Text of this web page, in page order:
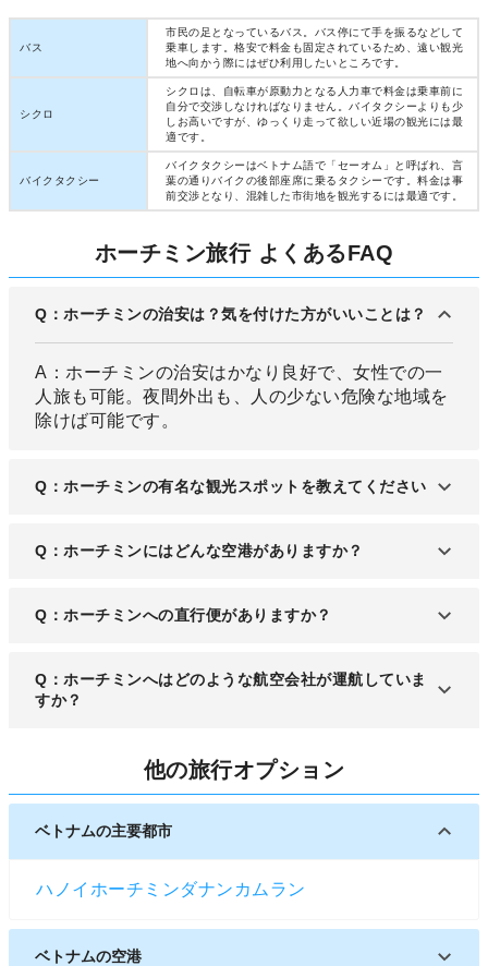
バス
市民の足となっているバス。バス停にて手を振るなどして
乗車します。格安で料金も固定されているため、遠い観光
地へ向かう際にはぜひ利用したいところです。
シクロ
シクロは、自転車が原動力となる人力車で料金は乗車前に
自分で交渉しなければなりません。バイタクシーよりも少
しお高いですが、ゆっくり走って欲しい近場の観光には最
適です。
バイクタクシー
バイクタクシーはベトナム語で「セーオム」と呼ばれ、言
葉の通りバイクの後部座席に乗るタクシーです。料金は事
前交渉となり、混雑した市街地を観光するには最適です。
ホーチミン旅行 よくあるFAQ
Q：ホーチミンの治安は？気を付けた方がいいことは？
A：ホーチミンの治安はかなり良好で、女性での一
人旅も可能。夜間外出も、人の少ない危険な地域を
除けば可能です。
Q：ホーチミンの有名な観光スポットを教えてください
A：ベトナムの銀座とも称されるスポット「ドンコ
Q：ホーチミンにはどんな空港がありますか？
A：ホーチミンの郊外に「タンソンニャット国際空
Q：ホーチミンへの直行便がありますか？
A：成田や関西国際空港、中部国際空港、福岡空港
からの直行便が出ています。
Q：ホーチミンへはどのような航空会社が運航していま
すか？
A：ベトナム航空やジェットスターなど国内航空会
社をはじめ、カンボジア・アンコール航空やマレー
シア航空など東南アジアの航空会社便が運航してい
ます。
他の旅行オプション
ベトナムの主要都市
ハノイ ホーチミンダナン カムラン
ベトナムの空港